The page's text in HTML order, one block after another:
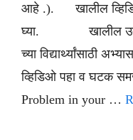
आहे .). खालील
घ्या. खालील
च्या विद्यार्थ्यांसाठी
व्हिडिओ पहा व घटक
Problem in your …